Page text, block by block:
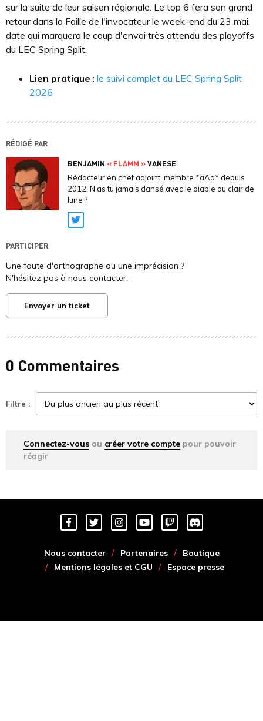
sur la suite de leur saison régionale. Le top 6 fera son grand
retour dans la Faille de l'invocateur le week-end du 23 mai,
date qui marquera le coup d'envoi très attendu des playoffs
du LEC Spring Split.
Lien pratique : le suivi complet du LEC Spring Split
2026
RÉDIGÉ PAR
BENJAMIN « FLAMM »VANESE
Rédacteur en chef adjoint, membre *aAa* depuis
2012. N'as tu jamais dansé avec le diable au clair de
lune ?
Twitter
PARTICIPER
Une faute d'orthographe ou une imprécision ?
N'hésitez pas à nous contacter.
Envoyer un ticket
0 Commentaires
Filtre :
Connectez-vous ou créer votre compte pour pouvoir
réagir
Nous contacter Partenaires
Boutique
Mentions légales et CGU
Espace presse